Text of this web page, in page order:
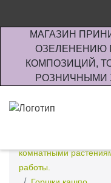
МАГАЗИН
ОЗЕЛЕНЕНИЮ
КОМПОЗИЦИЙ,
РОЗНИЧНЫМИ
комнатными
работы.